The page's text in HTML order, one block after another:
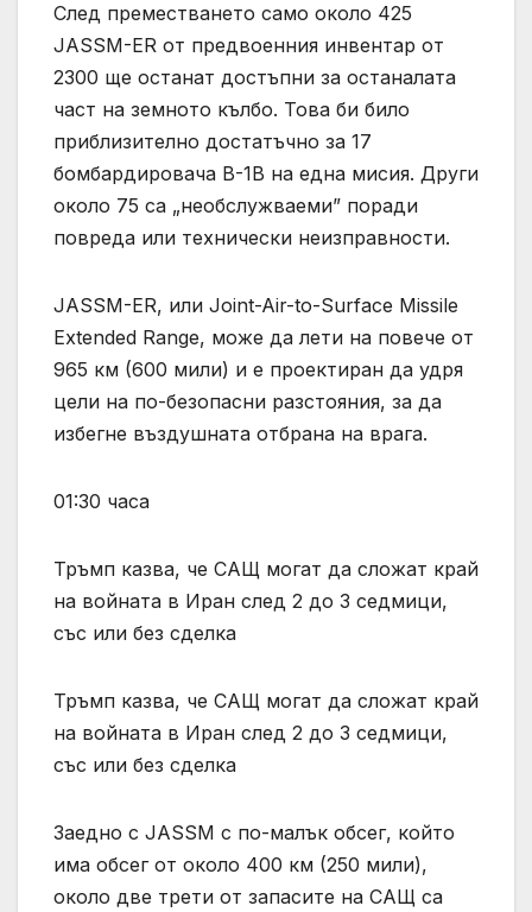
След преместването само около 425
JASSM-ER от предвоенния инвентар от
2300 ще останат достъпни за останалата
част на земното кълбо. Това би било
приблизително достатъчно за 17
бомбардировача B-1B на една мисия. Други
около 75 са „необслужваеми” поради
повреда или технически неизправности.
JASSM-ER, или Joint-Air-to-Surface Missile
Extended Range, може да лети на повече от
965 км (600 мили) и е проектиран да удря
цели на по-безопасни разстояния, за да
избегне въздушната отбрана на врага.
01:30 часа
Тръмп казва, че САЩ могат да сложат край
на войната в Иран след 2 до 3 седмици,
със или без сделка
Тръмп казва, че САЩ могат да сложат край
на войната в Иран след 2 до 3 седмици,
със или без сделка
Заедно с JASSM с по-малък обсег, който
има обсег от около 400 км (250 мили),
около две трети от запасите на САЩ са